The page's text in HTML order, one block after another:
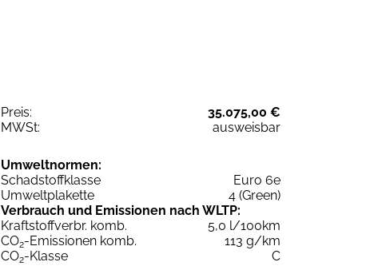
Preis:
35.075,00 €
MWSt:
ausweisbar
Umweltnormen:
Schadstoffklasse
Euro 6e
Umweltplakette
4 (Green)
Verbrauch und Emissionen nach WLTP:
Kraftstoffverbr. komb.
5,0 l/100km
CO2-Emissionen komb.
113 g/km
CO2-Klasse
C